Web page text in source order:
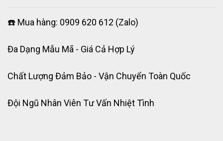
☎️ Mua hàng: 0909 620 612 (Zalo)
Đa Dạng Mẫu Mã - Giá Cả Hợp Lý
Chất Lượng Đảm Bảo - Vận Chuyển Toàn Quốc
Đội Ngũ Nhân Viên Tư Vấn Nhiệt Tình